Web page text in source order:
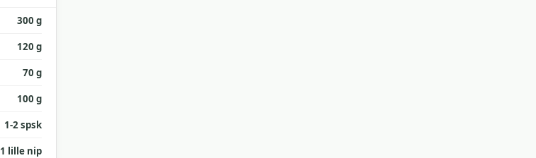
300 g
120 g
70 g
100 g
1-2 spsk
1 lille nip